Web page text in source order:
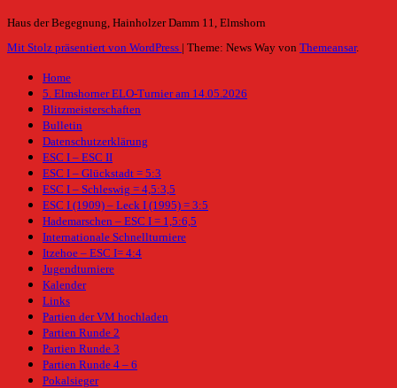
Haus der Begegnung, Hainholzer Damm 11, Elmshorn
Mit Stolz präsentiert von WordPress | Theme: News Way von Themeansar.
Home
5. Elmshorner ELO-Turnier am 14.05.2026
Blitzmeisterschaften
Bulletin
Datenschutzerklärung
ESC I – ESC II
ESC I – Glückstadt = 5:3
ESC I – Schleswig = 4,5:3,5
ESC I (1909) – Leck I (1995) = 3:5
Hademarschen – ESC I = 1,5:6,5
Internationale Schnellturniere
Itzehoe – ESC I= 4:4
Jugendturniere
Kalender
Links
Partien der VM hochladen
Partien Runde 2
Partien Runde 3
Partien Runde 4 – 6
Pokalsieger